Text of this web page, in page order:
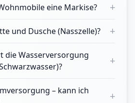
eine Markise? +
und Dusche (Nasszelle)? +
die Wasserversorgung
+
– kann ich
+